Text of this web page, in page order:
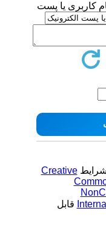
کاربری یا پست
Creative
قابل